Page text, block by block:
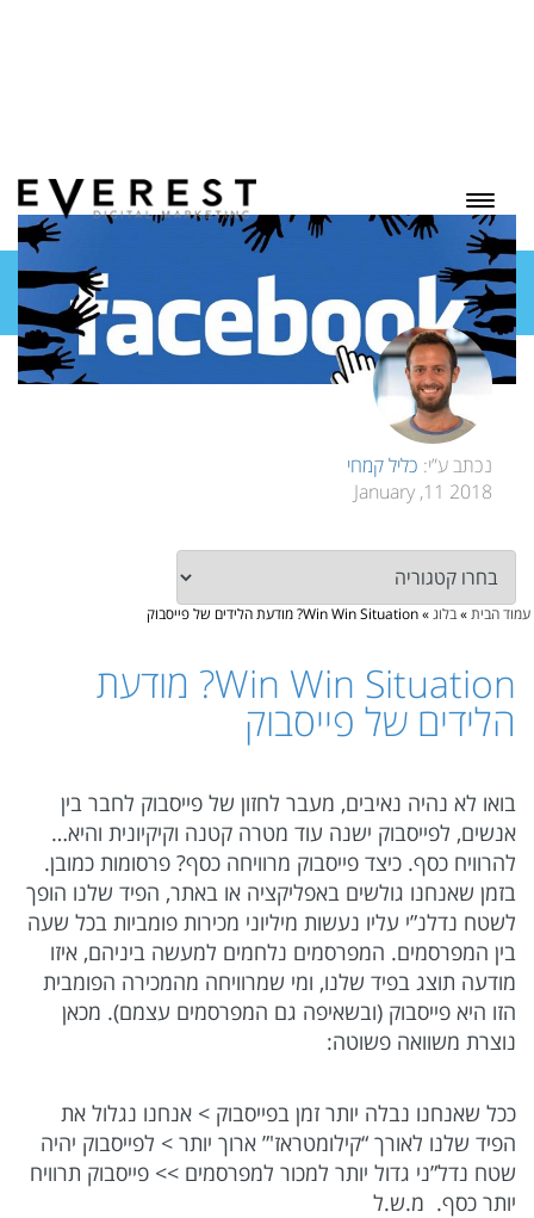
בלוג
נכתב ע”י: כליל קמחי
2018 11, January
עמוד הבית»בלוג»Win Win Situation? מודעת הלידים של פייסבוק
Win Win Situation? מודעת
הלידים של פייסבוק
בואו לא נהיה נאיבים, מעבר לחזון של פייסבוק לחבר בין
אנשים, לפייסבוק ישנה עוד מטרה קטנה וקיקיונית והיא…
להרוויח כסף. כיצד פייסבוק מרוויחה כסף? פרסומות כמובן.
בזמן שאנחנו גולשים באפליקציה או באתר, הפיד שלנו הופך
לשטח נדלנ”י עליו נעשות מיליוני מכירות פומביות בכל שעה
בין המפרסמים. המפרסמים נלחמים למעשה ביניהם, איזו
מודעה תוצג בפיד שלנו, ומי שמרוויחה מהמכירה הפומבית
הזו היא פייסבוק (ובשאיפה גם המפרסמים עצמם). מכאן
נוצרת משוואה פשוטה:
ככל שאנחנו נבלה יותר זמן בפייסבוק > אנחנו נגלול את
הפיד שלנו לאורך “קילומטראז'” ארוך יותר > לפייסבוק יהיה
שטח נדל”ני גדול יותר למכור למפרסמים >> פייסבוק תרוויח
יותר כסף. מ.ש.ל